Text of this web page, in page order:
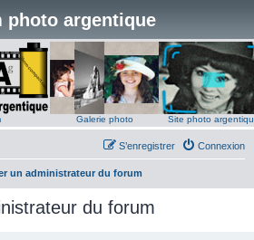
photo argentique
Galerie photo Site photo
Connexion
S’enregistrer
un administrateur du forum
du forum